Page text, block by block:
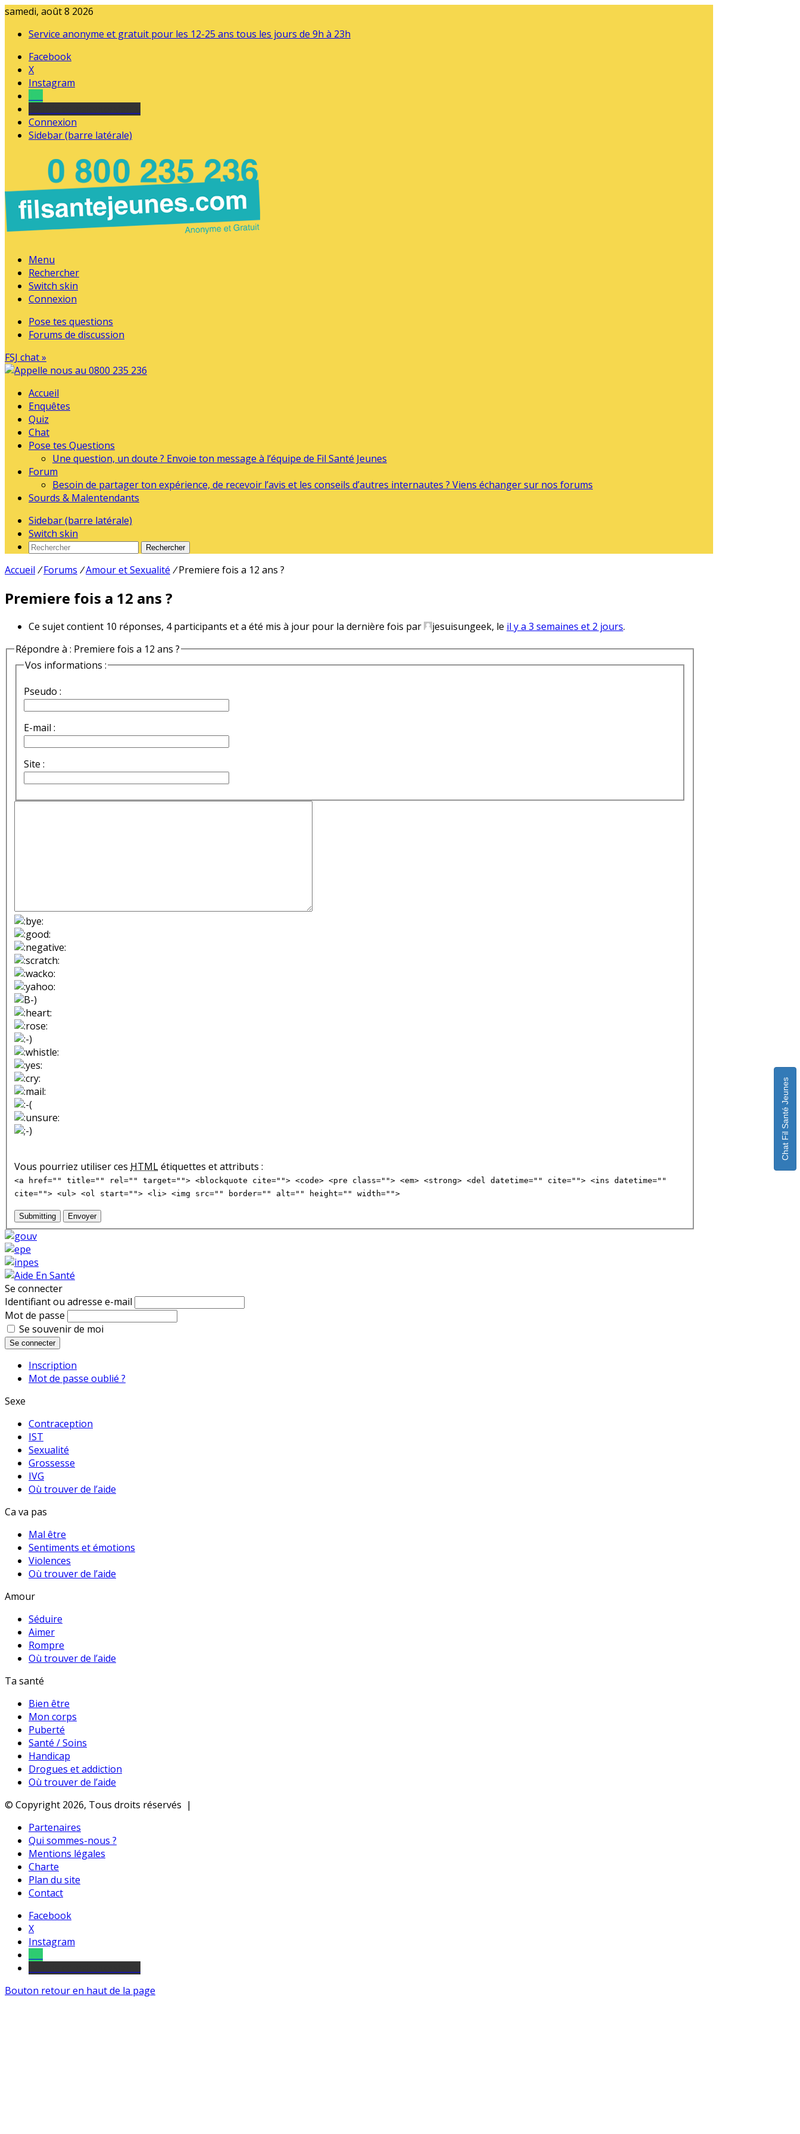
samedi, août 8 2026
Service anonyme et gratuit pour les 12-25 ans tous les jours de 9h à 23h
Facebook
X
Instagram
Connexion
Sidebar (barre latérale)
Menu
Rechercher
Switch skin
Connexion
Pose tes questions
Forums de discussion
FSJ chat »
Accueil
Enquêtes
Quiz
Chat
Pose tes Questions
Une question, un doute ? Envoie ton message à l’équipe de Fil Santé Jeunes
Forum
Besoin de partager ton expérience, de recevoir l’avis et les conseils d’autres internautes ? Viens échanger sur nos forums
Sourds & Malentendants
Sidebar (barre latérale)
Switch skin
Rechercher
Accueil / Forums /Amour et Sexualité / Premiere fois a 12 ans ?
Premiere fois a 12 ans ?
Ce sujet contient 10 réponses, 4 participants et a été mis à jour pour la dernière fois par jesuisungeek, le il y a 3 semaines et 2 jours.
Répondre à : Premiere fois a 12 ans ?
Vos informations :
Pseudo :
E-mail :
Site :
Vous pourriez utiliser ces HTMLétiquettes et attributs :
<a href="" title="" rel="" target=""> <blockquote cite=""> <code> <pre class=""> <em> <strong> <del datetime="" cite=""> <ins datetime=""
cite=""> <ul> <ol start=""> <li> <img src="" border="" alt="" height="" width="">
Submitting Envoyer
Se connecter
Identifiant ou adresse e-mail
Mot de passe
Se souvenir de moi
Se connecter
Inscription
Mot de passe oublié ?
Sexe
Contraception
IST
Sexualité
Grossesse
IVG
Où trouver de l’aide
Ca va pas
Mal être
Sentiments et émotions
Violences
Où trouver de l’aide
Amour
Séduire
Aimer
Rompre
Où trouver de l’aide
Ta santé
Bien être
Mon corps
Puberté
Santé / Soins
Handicap
Drogues et addiction
Où trouver de l’aide
© Copyright 2026, Tous droits réservés |
Partenaires
Qui sommes-nous ?
Mentions légales
Charte
Plan du site
Contact
Facebook
X
Instagram
Bouton retour en haut de la page
Chat Fil Santé Jeunes